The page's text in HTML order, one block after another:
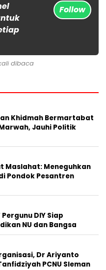
Follow
dibaca
Khidmah Bermartabat
Jauhi Politik
Maslahat: Meneguhkan
Pondok Pesantren
DIY Siap
NU dan Bangsa
Dr Ariyanto
PCNU Sleman